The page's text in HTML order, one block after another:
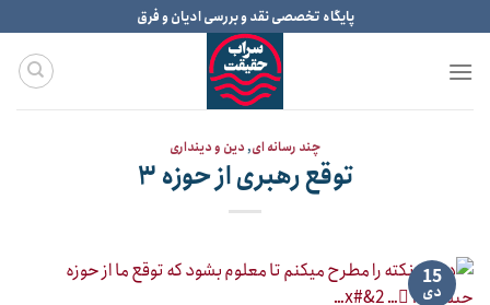
to
content
پایگاه تخصصی نقد و بررسی ادیان و فرق
چند رسانه ای,دین و دینداری
توقع رهبری از حوزه ۳
15
دی